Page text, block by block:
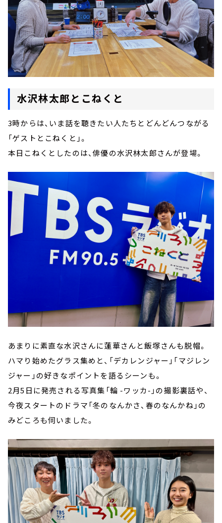
水沢林太郎とこねくと
3時からは、いま話を聴きたい人たちとどんどんつながる
「ゲストとこねくと」。
本日こねくとしたのは、俳優の水沢林太郎さんが登場。
あまりに素直な水沢さんに蓮華さんと飯塚さんも脱帽。
ハマり始めたグラス集めと、「デカレンジャー」「マジレン
ジャー」の好きなポイントを語るシーンも。
2月5日に発売される写真集「輪 -ワッカ-」の撮影裏話や、
今夜スタートのドラマ「冬のなんかさ、春のなんかね」の
みどころも伺いました。